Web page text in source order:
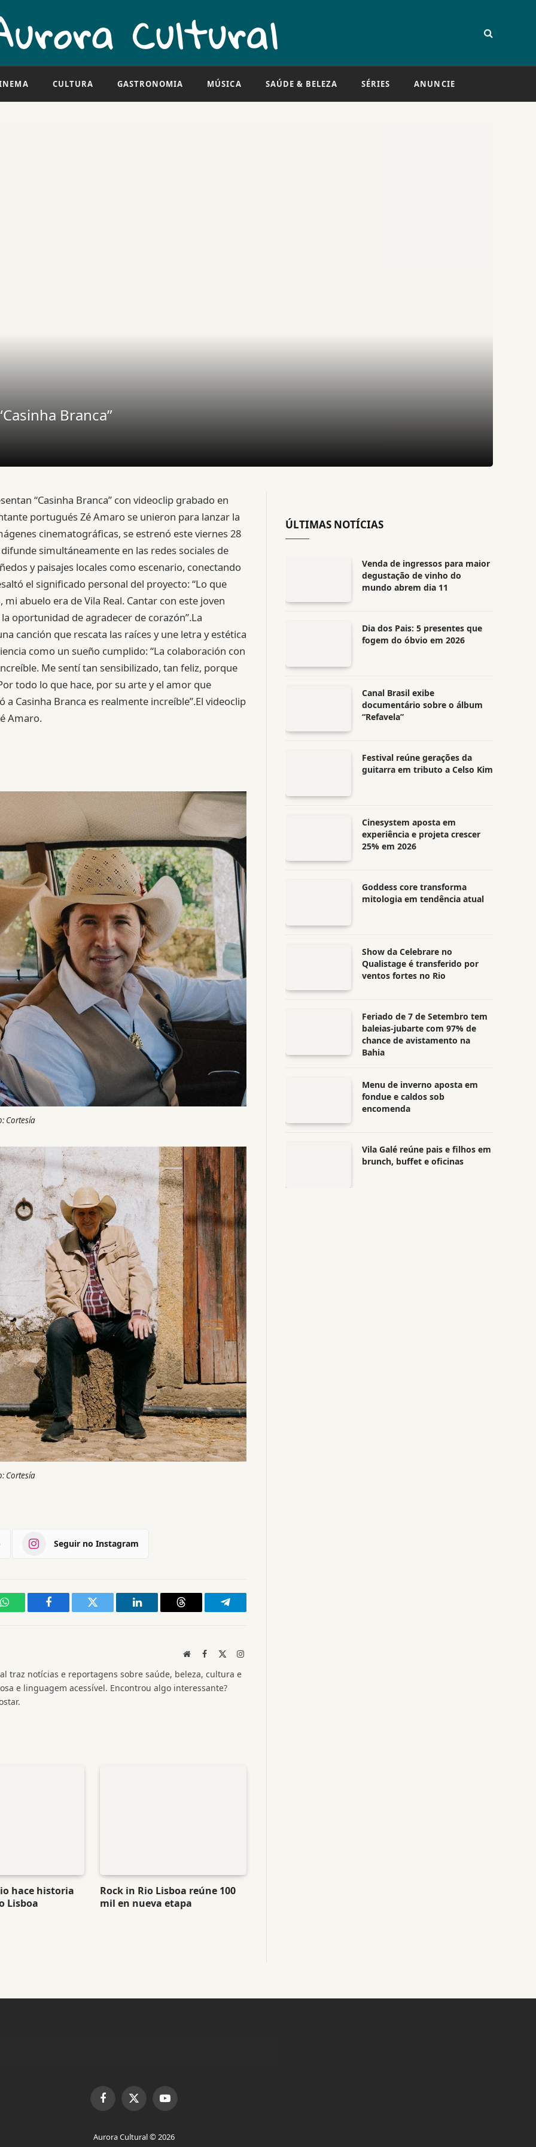
CULTURA GASTRONOMIA MÚSICA SAÚDE & BELEZA SÉRIES ANUNCIE
Branca”
“Casinha Branca” con videoclip grabado en
portugués Zé Amaro se unieron para lanzar la
cinematográficas, se estrenó este viernes 28
simultáneamente en las redes sociales de
y paisajes locales como escenario, conectando
el significado personal del proyecto: “Lo que
abuelo era de Vila Real. Cantar con este joven
oportunidad de agradecer de corazón”.La
canción que rescata las raíces y une letra y estética
como un sueño cumplido: “La colaboración con
Me sentí tan sensibilizado, tan feliz, porque
todo lo que hace, por su arte y el amor que
Casinha Branca es realmente increíble”.El videoclip
Amaro.
Cortesía
Cortesía
Seguir no Instagram
WhatsAppFacebook Twitter LinkedIn Threads Telegram
WebsiteFacebook Instagram
traz notícias e reportagens sobre saúde, beleza, cultura e
e linguagem acessível. Encontrou algo interessante?
hace historia
Lisboa
Rock in Rio Lisboa reúne 100
mil en nueva etapa
ÚLTIMAS NOTÍCIAS
Venda de ingressos para maior
degustação de vinho do
mundo abrem dia 11
Dia dos Pais: 5 presentes que
fogem do óbvio em 2026
Canal Brasil exibe
documentário sobre o álbum
“Refavela”
Festival reúne gerações da
guitarra em tributo a Celso Kim
Cinesystem aposta em
experiência e projeta crescer
25% em 2026
Goddess core transforma
mitologia em tendência atual
Show da Celebrare no
Qualistage é transferido por
ventos fortes no Rio
Feriado de 7 de Setembro tem
baleias-jubarte com 97% de
chance de avistamento na
Bahia
Menu de inverno aposta em
fondue e caldos sob
encomenda
Vila Galé reúne pais e filhos em
brunch, buffet e oficinas
FacebookX
YouTube
Aurora Cultural © 2026